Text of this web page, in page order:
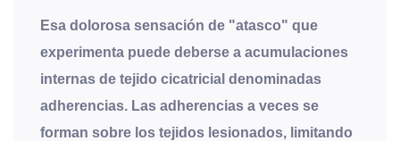
Esa dolorosa sensación de "atasco" que
experimenta puede deberse a acumulaciones
internas de tejido cicatricial denominadas
adherencias. Las adherencias a veces se
forman sobre los tejidos lesionados, limitando